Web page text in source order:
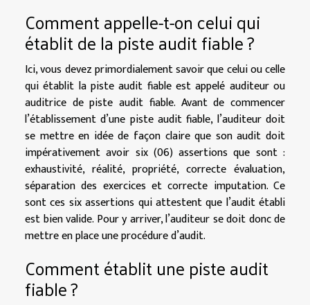
Comment appelle-t-on celui qui
établit de la piste audit fiable ?
Ici, vous devez primordialement savoir que celui ou celle
qui établit la piste audit fiable est appelé auditeur ou
auditrice de piste audit fiable. Avant de commencer
l’établissement d’une piste audit fiable, l’auditeur doit
se mettre en idée de façon claire que son audit doit
impérativement avoir six (06) assertions que sont :
exhaustivité, réalité, propriété, correcte évaluation,
séparation des exercices et correcte imputation. Ce
sont ces six assertions qui attestent que l’audit établi
est bien valide. Pour y arriver, l’auditeur se doit donc de
mettre en place une procédure d’audit.
Comment établit une piste audit
fiable ?